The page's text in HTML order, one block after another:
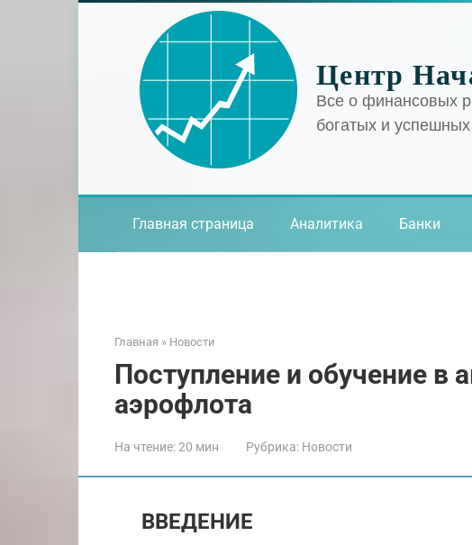
Центр
Все о финансовых
богатых и успешных
Главная страница Аналитика Банки
Главная » Новости
Поступление и обучение в
аэрофлота
На чтение:20 мин Рубрика: Новости
ВВЕДЕНИЕ